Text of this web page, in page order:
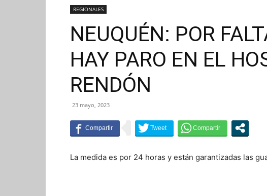
REGIONALES
NEUQUÉN: POR
HAY PARO EN EL
RENDÓN
23 mayo, 2023
La medida es por 24 horas y están garantizadas las